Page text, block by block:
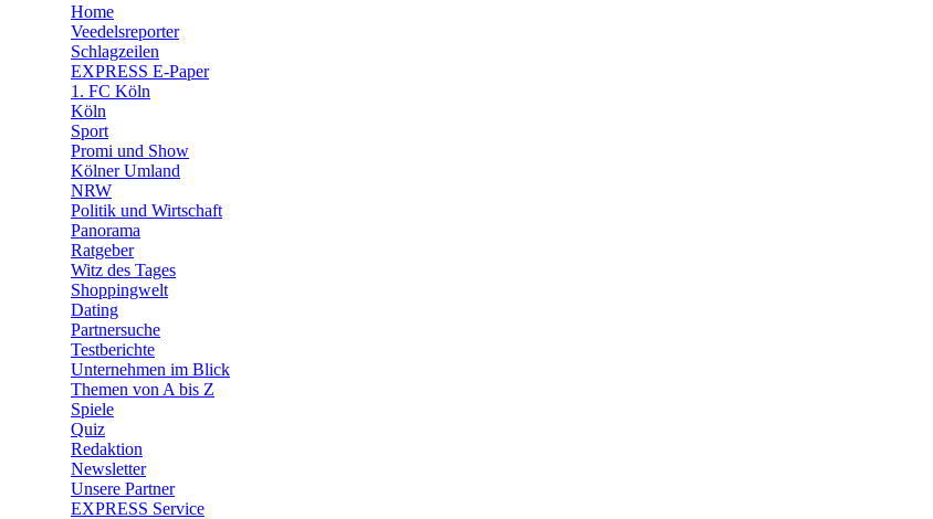
🛒 Shoppingwelt
🧩 Spiele
Home
Veedelsreporter
Schlagzeilen
EXPRESS E-Paper
1. FC Köln
Köln
Sport
Promi und Show
Kölner Umland
NRW
Politik und Wirtschaft
Panorama
Ratgeber
Witz des Tages
Shoppingwelt
Dating
Partnersuche
Testberichte
Unternehmen im Blick
Themen von A bis Z
Spiele
Quiz
Redaktion
Newsletter
Unsere Partner
EXPRESS Service